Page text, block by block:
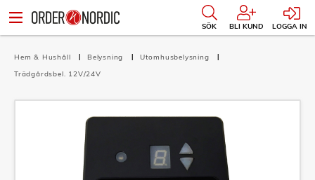
SÖK BLI KUND LOGGA IN
Hem & Hushåll Belysning
Utomhusbelysning
Trädgårdsbel. 12V/24V